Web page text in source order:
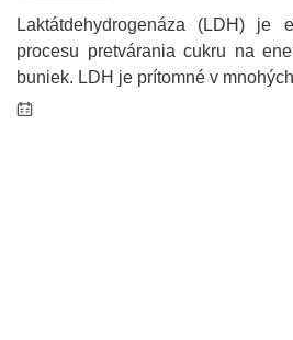
Laktátdehydrogenáza (LDH) je
procesu pretvárania cukru na
buniek. LDH je prítomné v